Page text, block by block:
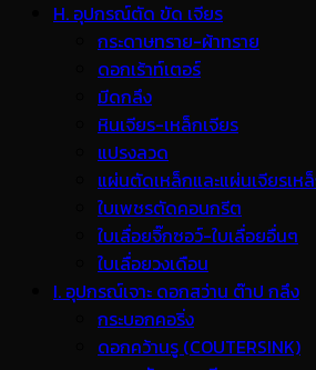
H. อุปกรณ์ตัด ขัด เจียร
กระดาษทราย-ผ้าทราย
ดอกเร้าท์เตอร์
มีดกลึง
หินเจียร-เหล็กเจียร
แปรงลวด
แผ่นตัดเหล็กและแผ่นเจียรเห
ใบเพชรตัดคอนกรีต
ใบเลื่อยจิ๊กซอว์-ใบเลื่อยอื่นๆ
ใบเลื่อยวงเดือน
I. อุปกรณ์เจาะ ดอกสว่าน ต๊าป กลึง
กระบอกคอริ่ง
ดอกคว้านรู (COUTERSINK)